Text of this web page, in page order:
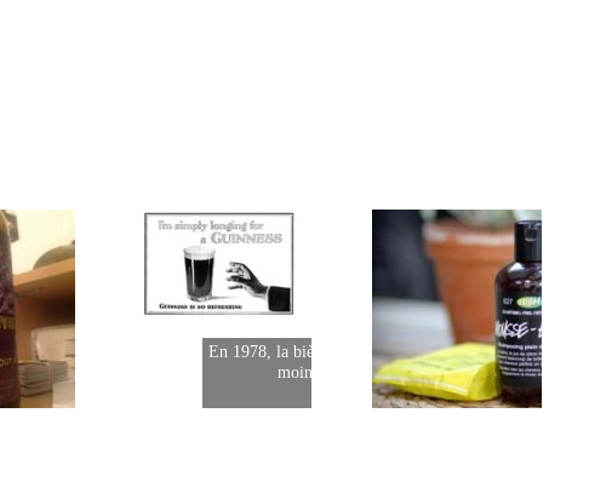
En 1978, la bière coûtait 2 fois
moins cher